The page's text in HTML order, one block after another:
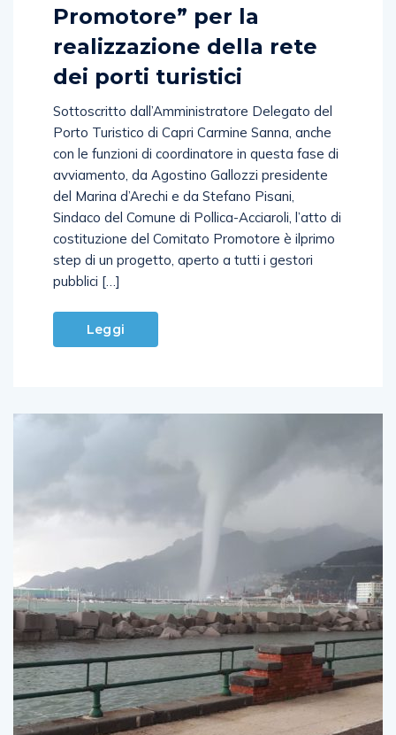
Promotore” per la
realizzazione della rete
dei porti turistici
Sottoscritto dall’Amministratore Delegato del
Porto Turistico di Capri Carmine Sanna, anche
con le funzioni di coordinatore in questa fase di
avviamento, da Agostino Gallozzi presidente
del Marina d’Arechi e da Stefano Pisani,
Sindaco del Comune di Pollica-Acciaroli, l’atto di
costituzione del Comitato Promotore è ilprimo
step di un progetto, aperto a tutti i gestori
pubblici […]
Leggi